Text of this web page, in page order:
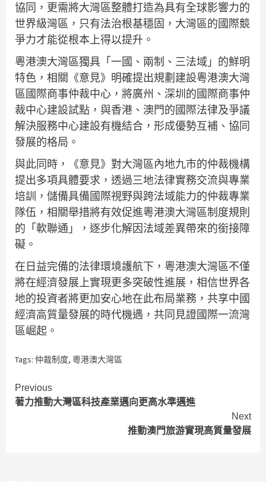
協同，更需將大灣區整體打造為具有全球影響力的
世界級灣區，只有法治根基穩固，大灣區的國際競
爭力才能從根本上得以提升。
粵港澳大灣區獨具「一國、兩制、三法域」的鮮明
特色，相關《意見》明確提出規劃建設粵港澳大灣
區國際商事仲裁中心，將廣州、深圳的國際商事仲
裁中心建設試點，與香港、澳門的國際法律及爭議
解決服務中心建設有機結合，形成優勢互補、協同
發展的格局。
與此同時，《意見》對大灣區內地九市的仲裁機構
提出多項具體要求，透過三地法律實務交流與專業
培訓，儲備具備國際視野與跨法域能力的仲裁專業
隊伍，相關舉措將有效促進粵港澳大灣區制度規則
的「軟聯通」，逐步化解因法域差異帶來的銜接障
礙。
在日益完備的法律環境護航下，粵港澳大灣區不僅
將在經濟發展上實現更多突破性進展，相信世界各
地的投資者將更加安心地在此布局業務，共享中國
經濟高質量發展的時代機遇，共同見證國際一流灣
區崛起。
Tags: 仲裁制度, 粵港澳大灣區
Continue
Reading
Previous
著力推動大灣區科技產業邁向更高水準邁進
Next
推動澳門旅游實現高質量發展